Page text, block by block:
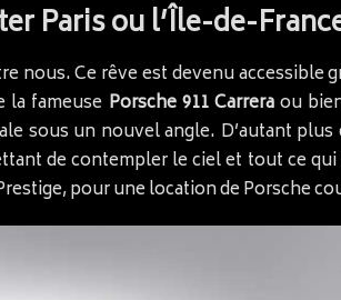
Paris ou l’Île-de-
nous. Ce rêve est devenu accessible
la fameuse Porsche 911 Carreraou
sous un nouvel angle. D’autant
de contempler le ciel et tout ce
pour une location de Porsche